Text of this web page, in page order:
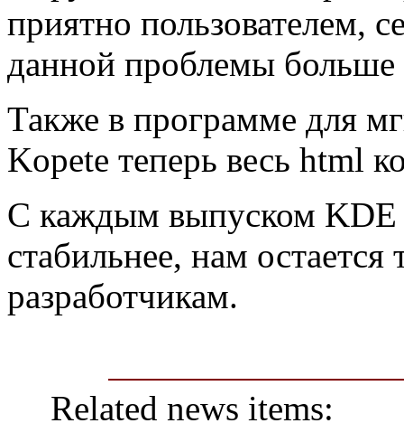
приятно пользователем,
данной проблемы больше
Также в программе для
Kopete теперь весь html
С каждым выпуском KDE
стабильнее, нам остается
разработчикам.
Related news items: